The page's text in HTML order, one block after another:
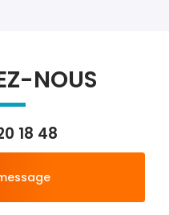
NOUS
18 48